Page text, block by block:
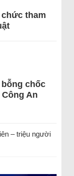
tham
chốc
An
– triệu người